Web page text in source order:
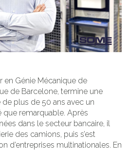
en Génie Mécanique de
de Barcelone, termine une
plus de 50 ans avec un
que remarquable. Après
dans le secteur bancaire, il
des camions, puis s’est
d’entreprises multinationales. En